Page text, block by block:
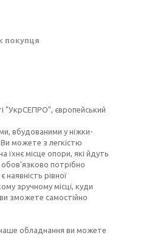
покупця
"УкрСЕПРО", європейський
вбудованими у ніжки-
можете з легкістю
місце опори, які йдуть
обов'язково потрібно
рівної
зручному місці, куди
зможете самостійно
обладнання ви можете